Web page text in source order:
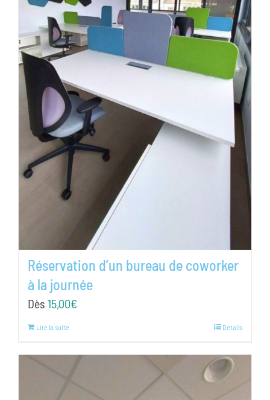
Réservation d’un bureau de coworker
à la journée
Dès 15,00€
Lire la suite Details